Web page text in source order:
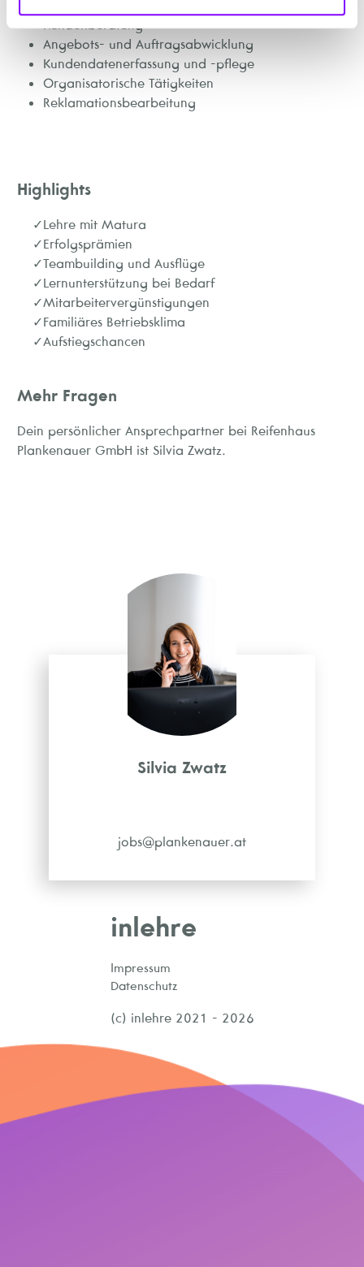
Kundenberatung
Angebots- und Auftragsabwicklung
Kundendatenerfassung und -pflege
Organisatorische Tätigkeiten
Reklamationsbearbeitung
Highlights
Lehre mit Matura
Erfolgsprämien
Teambuilding und Ausflüge
Lernunterstützung bei Bedarf
Mitarbeitervergünstigungen
Familiäres Betriebsklima
Aufstiegschancen
Mehr Fragen
Dein persönlicher Ansprechpartner bei Reifenhaus
Plankenauer GmbH ist Silvia Zwatz.
Silvia Zwatz
jobs@plankenauer.at
inlehre
Impressum
Datenschutz
(c) inlehre 2021 - 2026